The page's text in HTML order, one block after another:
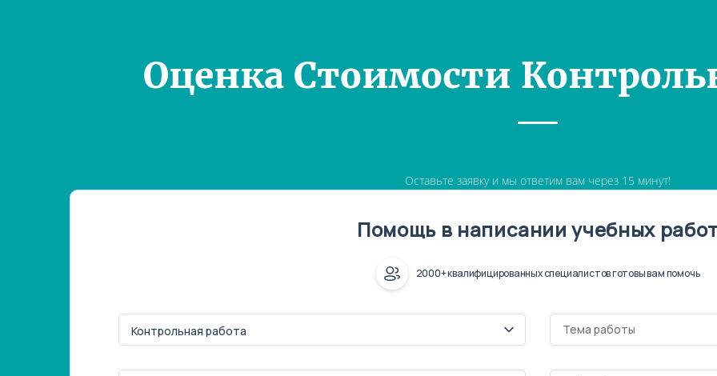
Оценка Стоимости
Оставьте заявку и мы ответим вам через 15 минут!
Помощь в написании учебных
2000+ квалифицированных специалистов готовы вам помочь